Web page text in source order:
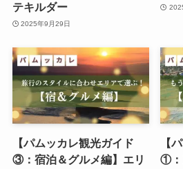
テキルダー
2025年9月29日
【パムッカレ観光ガイド
③：宿泊＆グルメ編】エリ
【
①：